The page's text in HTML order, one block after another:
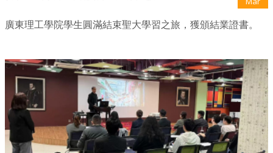
廣東理工學院學生圓滿結束聖大學習之旅，獲頒結業證書。